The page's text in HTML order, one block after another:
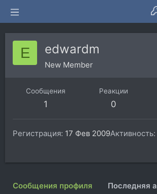
E edwardm
New Member
Сообщения
1
Реакции
0
Регистрация 17 Фев 2009Активность
Сообщения профиля Последняя